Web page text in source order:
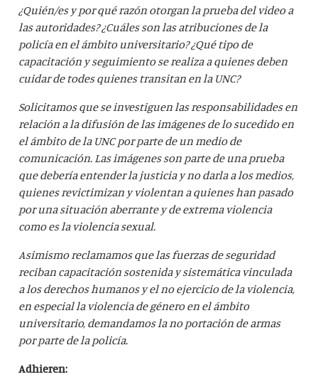
¿Quién/es y por qué razón otorgan la prueba del video a
las autoridades? ¿Cuáles son las atribuciones de la
policía en el ámbito universitario? ¿Qué tipo de
capacitación y seguimiento se realiza a quienes deben
cuidar de todes quienes transitan en la UNC?
Solicitamos que se investiguen las responsabilidades en
relación a la difusión de las imágenes de lo sucedido en
el ámbito de la UNC por parte de un medio de
comunicación. Las imágenes son parte de una prueba
que debería entender la justicia y no darla a los medios,
quienes revictimizan y violentan a quienes han pasado
por una situación aberrante y de extrema violencia
como es la violencia sexual.
Asimismo reclamamos que las fuerzas de seguridad
reciban capacitación sostenida y sistemática vinculada
a los derechos humanos y el no ejercicio de la violencia,
en especial la violencia de género en el ámbito
universitario, demandamos la no portación de armas
por parte de la policía.
Adhieren: